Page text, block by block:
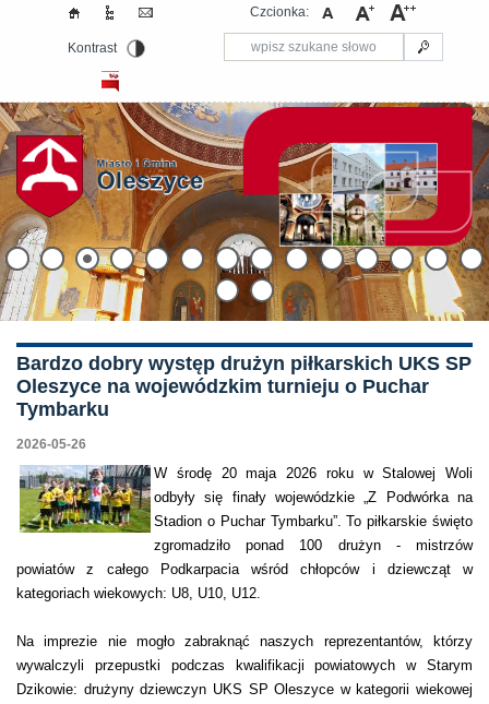
Czcionka:
Kontrast
Bardzo dobry występ drużyn piłkarskich UKS SP
Oleszyce na wojewódzkim turnieju o Puchar
Tymbarku
2026-05-26
W środę 20 maja 2026 roku w Stalowej Woli
odbyły się finały wojewódzkie „Z Podwórka na
Stadion o Puchar Tymbarku”. To piłkarskie święto
zgromadziło ponad 100 drużyn - mistrzów
powiatów z całego Podkarpacia wśród chłopców i dziewcząt w
kategoriach wiekowych: U8, U10, U12.
Na imprezie nie mogło zabraknąć naszych reprezentantów, którzy
wywalczyli przepustki podczas kwalifikacji powiatowych w Starym
Dzikowie: drużyny dziewczyn UKS SP Oleszyce w kategorii wiekowej